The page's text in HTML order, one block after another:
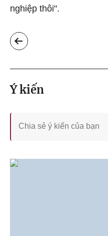
nghiệp thôi".
Ý kiến